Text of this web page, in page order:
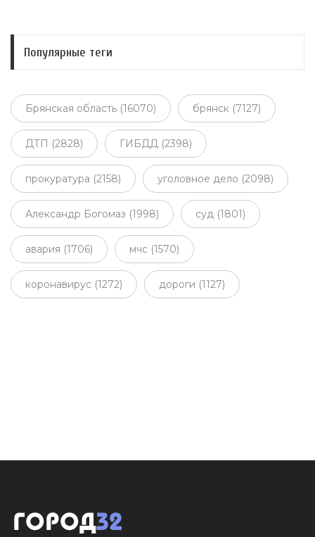
Популярные теги
Брянская область (16070) брянск (7127)
ДТП (2828) ГИБДД (2398)
прокуратура (2158) уголовное дело (2098)
Александр Богомаз (1998) суд (1801)
авария (1706) мчс (1570)
коронавирус (1272) дороги (1127)